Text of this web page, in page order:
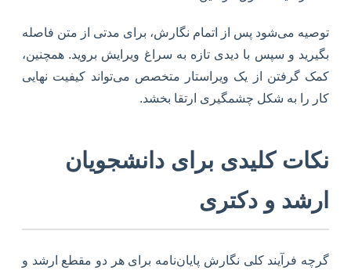
توصیه می‌شود پس از اتمام نگارش، برای مدتی از متن فاصله
بگیرید و سپس با دیدی تازه به سراغ ویرایش بروید. همچنین،
کمک گرفتن از یک ویراستار متخصص می‌تواند کیفیت نهایی
کار را به شکل چشمگیری ارتقا بخشد.
نکات کلیدی برای دانشجویان
ارشد و دکتری
گرچه فرآیند کلی نگارش پایان‌نامه برای هر دو مقطع ارشد و